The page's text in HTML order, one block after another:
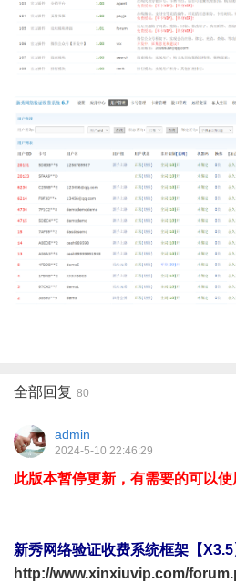
全部回复 80
admin
2024-5-10 22:46:29
此版本暂停更新，有需要的可以使
新秀网络验证收费系统框架【X3.5
http://www.xinxiuvip.com/